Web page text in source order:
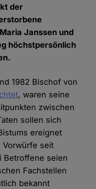
der
Janssen und
höchstpersönlich
1982 Bischof von
, waren seine
zwischen
sollen sich
ereignet
Vorwürfe seit
Betroffene seien
Fachstellen
bekannt